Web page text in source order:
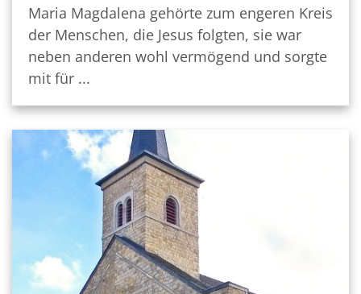
Maria Magdalena gehörte zum engeren Kreis
der Menschen, die Jesus folgten, sie war
neben anderen wohl vermögend und sorgte
mit für ...